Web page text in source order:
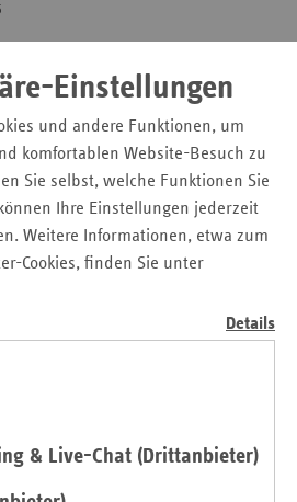
Einstellungen
und andere Funktionen, um
komfortablen Website-Besuch zu
Sie selbst, welche Funktionen Sie
Ihre Einstellungen jederzeit
Weitere Informationen, etwa zum
Cookies, finden Sie unter
Details
& Live-Chat (Drittanbieter)
ambulante
ambulante psychische
Rehabilitation
ambulante onkologische
ambulante